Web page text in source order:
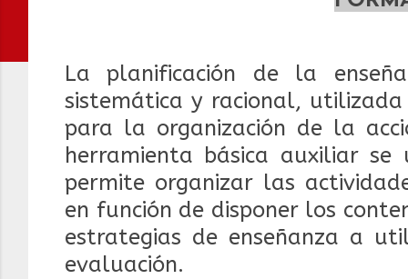
La planificación de la
sistemática y racional,
para la organización de la
herramienta básica auxiliar
permite organizar las
en función de disponer los
estrategias de enseñanza a
evaluación.